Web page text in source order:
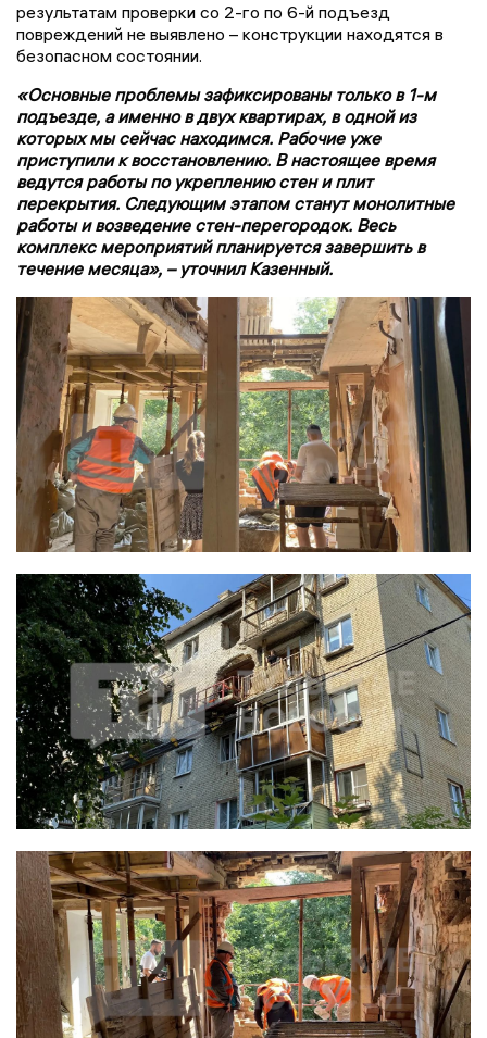
результатам проверки со 2-го по 6-й подъезд
повреждений не выявлено – конструкции находятся в
безопасном состоянии.
«Основные проблемы зафиксированы только в 1-м
подъезде, а именно в двух квартирах, в одной из
которых мы сейчас находимся. Рабочие уже
приступили к восстановлению. В настоящее время
ведутся работы по укреплению стен и плит
перекрытия. Следующим этапом станут монолитные
работы и возведение стен-перегородок. Весь
комплекс мероприятий планируется завершить в
течение месяца», – уточнил Казенный.